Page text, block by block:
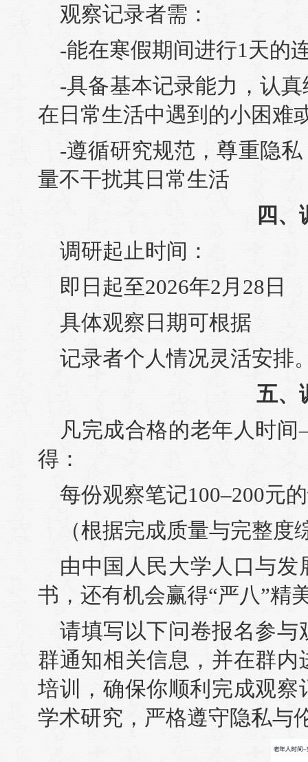
观察记录者需：
-能在寒假期间进行1天的
-具备基本记录能力，认
在日常生活中遇到的小困难
-遵循研究规范，尊重隐
量不干扰其日常生活
四、
调研起止时间：
即日起至2026年2月28日
具体观察日期可根据
记录者个人情况灵活安排
五、
凡完成合格的老年人时
得：
每份观察笔记100–200元
（根据完成质量与完整度
由中国人民大学人口与
书，还有机会赢得“严八”精
请填写以下问卷报名参
群通知相关信息，并在群
培训，确保你顺利完成观
学术研究，严格遵守隐私与